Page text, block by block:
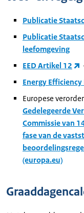
Publicatie
Publicatie
leefomgeving
EED Artikel 12
Energy
Europese
Gedelegeerde
Commissie van
fase van de
(europa.eu)